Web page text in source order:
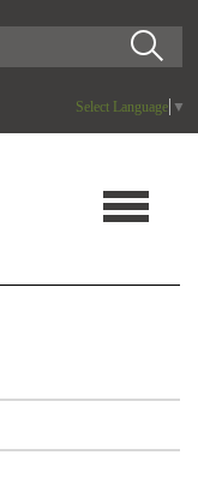
Select Language ▼